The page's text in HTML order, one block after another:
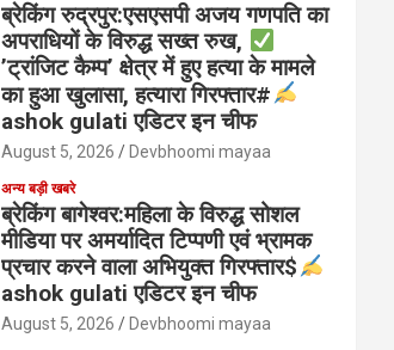
ब्रेकिंग रुद्रपुर:एसएसपी अजय गणपति का
अपराधियों के विरुद्ध सख्त रुख,
’ट्रांजिट कैम्प’ क्षेत्र में हुए हत्या के मामले
का हुआ खुलासा, हत्यारा गिरफ्तार#
ashok gulati एडिटर इन चीफ
August 5, 2026 Devbhoomi mayaa
अन्य बड़ी खबरे
ब्रेकिंग बागेश्वर:महिला के विरुद्ध सोशल
मीडिया पर अमर्यादित टिप्पणी एवं भ्रामक
प्रचार करने वाला अभियुक्त गिरफ्तार$
ashok gulati एडिटर इन चीफ
August 5, 2026 Devbhoomi mayaa